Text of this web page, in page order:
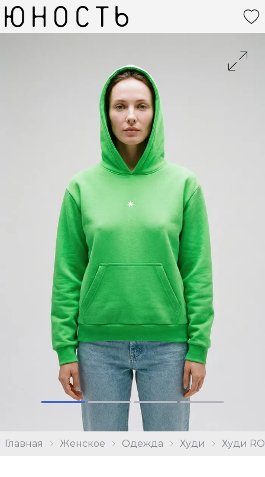
Главная Женское Одежда Худи Худи